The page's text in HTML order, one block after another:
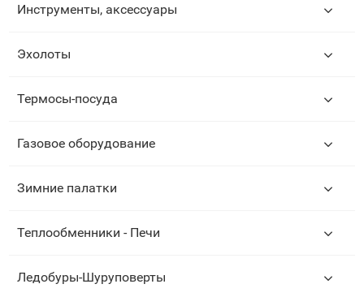
Инструменты, аксессуары
Эхолоты
Термосы-посуда
Газовое оборудование
Зимние палатки
Теплообменники - Печи
Ледобуры-Шуруповерты